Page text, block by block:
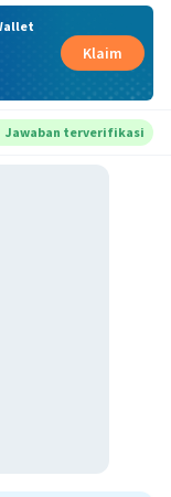
Klaim
Jawaban terverifikasi